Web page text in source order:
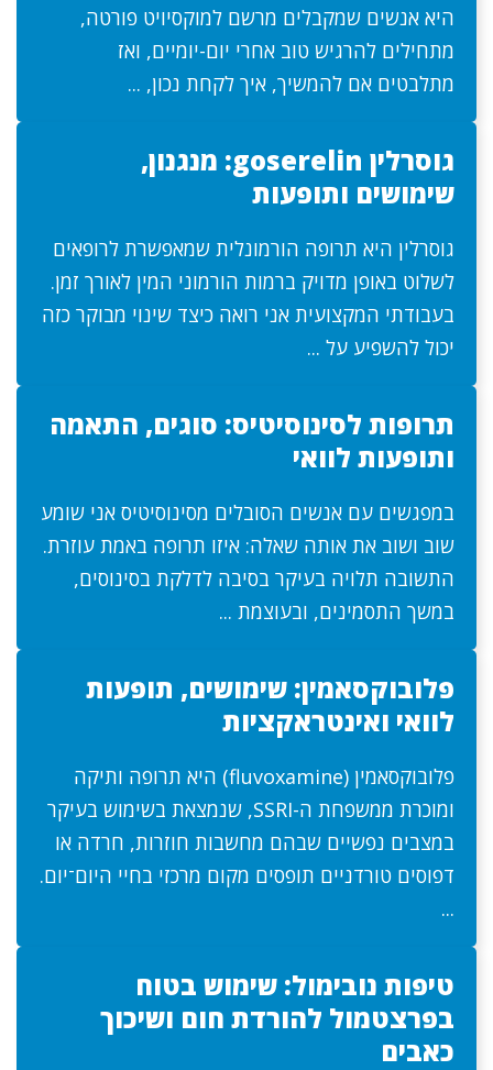
היא אנשים שמקבלים מרשם למוקסיויט פורטה,
מתחילים להרגיש טוב אחרי יום-יומיים, ואז
מתלבטים אם להמשיך, איך לקחת נכון, ...
גוסרלין goserelin: מנגנון,
שימושים ותופעות
גוסרלין היא תרופה הורמונלית שמאפשרת לרופאים
לשלוט באופן מדויק ברמות הורמוני המין לאורך זמן.
בעבודתי המקצועית אני רואה כיצד שינוי מבוקר כזה
יכול להשפיע על ...
תרופות לסינוסיטיס: סוגים, התאמה
ותופעות לוואי
במפגשים עם אנשים הסובלים מסינוסיטיס אני שומע
שוב ושוב את אותה שאלה: איזו תרופה באמת עוזרת.
התשובה תלויה בעיקר בסיבה לדלקת בסינוסים,
במשך התסמינים, ובעוצמת ...
פלובוקסאמין: שימושים, תופעות
לוואי ואינטראקציות
פלובוקסאמין (fluvoxamine) היא תרופה ותיקה
ומוכרת ממשפחת ה-SSRI, שנמצאת בשימוש בעיקר
במצבים נפשיים שבהם מחשבות חוזרות, חרדה או
דפוסים טורדניים תופסים מקום מרכזי בחיי היום־יום.
...
טיפות נובימול: שימוש בטוח
בפרצטמול להורדת חום ושיכוך
כאבים